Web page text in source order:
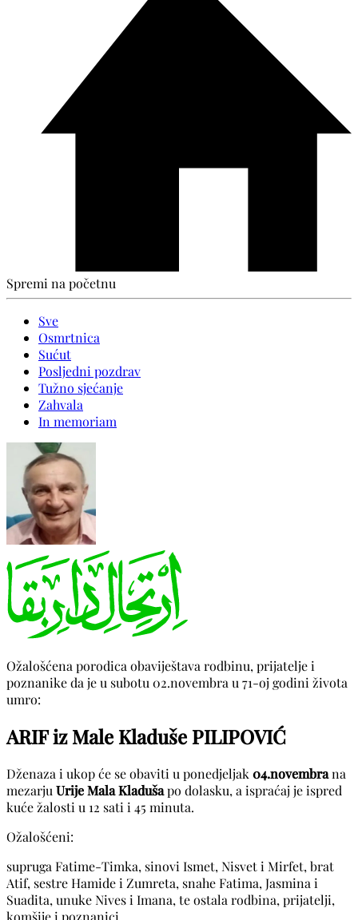
Spremi na početnu
Sve
Osmrtnica
Sućut
Posljedni pozdrav
Tužno sjećanje
Zahvala
In memoriam
Ožalošćena porodica obaviještava rodbinu, prijatelje i
poznanike da je u subotu 02.novembra u 71-oj godini života
umro:
ARIF iz Male Kladuše PILIPOVIĆ
Dženaza i ukop će se obaviti u ponedjeljak 04.novembrana
mezarju Urije Mala Kladušapo dolasku, a ispraćaj je ispred
kuće žalosti u 12 sati i 45 minuta.
Ožalošćeni:
supruga Fatime-Timka, sinovi Ismet, Nisvet i Mirfet, brat
Atif, sestre Hamide i Zumreta, snahe Fatima, Jasmina i
Suadita, unuke Nives i Imana, te ostala rodbina, prijatelji,
komšije i poznanici.